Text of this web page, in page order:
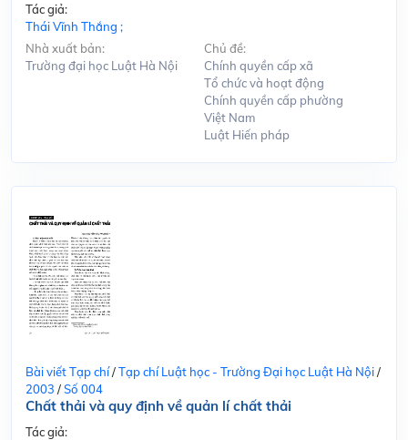
Tác giả:
Thái Vĩnh Thắng ;
Nhà xuất bản:
Trường đại học Luật Hà Nội
Chủ đề:
Chính quyền cấp xã
Tổ chức và hoạt động
Chính quyền cấp phường
Việt Nam
Luật Hiến pháp
Bài viết Tạp chí/Tạp chí Luật học - Trường Đại học Luật Hà Nội/
2003 /Số 004
Chất thải và quy định về quản lí chất thải
Tác giả: